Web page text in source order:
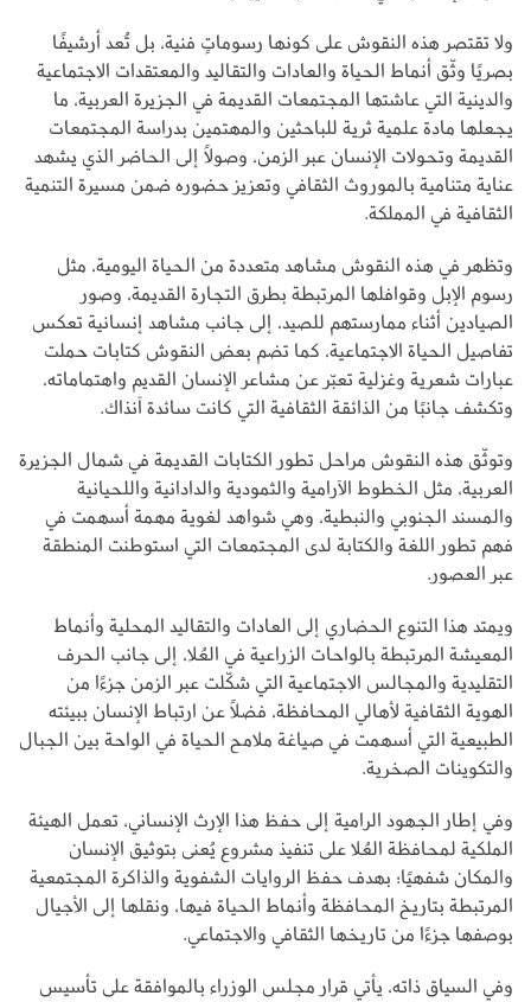
ولا تقتصر هذه النقوش على كونها رسوماتٍ فنية، بل تُعد أرشيفًا
بصريًا وثّق أنماط الحياة والعادات والتقاليد والمعتقدات الاجتماعية
والدينية التي عاشتها المجتمعات القديمة في الجزيرة العربية، ما
يجعلها مادة علمية ثرية للباحثين والمهتمين بدراسة المجتمعات
القديمة وتحولات الإنسان عبر الزمن، وصولًا إلى الحاضر الذي يشهد
عناية متنامية بالموروث الثقافي وتعزيز حضوره ضمن مسيرة التنمية
الثقافية في المملكة.
وتظهر في هذه النقوش مشاهد متعددة من الحياة اليومية، مثل
رسوم الإبل وقوافلها المرتبطة بطرق التجارة القديمة، وصور
الصيادين أثناء ممارستهم للصيد، إلى جانب مشاهد إنسانية تعكس
تفاصيل الحياة الاجتماعية، كما تضم بعض النقوش كتابات حملت
عبارات شعرية وغزلية تعبّر عن مشاعر الإنسان القديم واهتماماته،
وتكشف جانبًا من الذائقة الثقافية التي كانت سائدة آنذاك.
وتوثّق هذه النقوش مراحل تطور الكتابات القديمة في شمال الجزيرة
العربية، مثل الخطوط الآرامية والثمودية والدادانية واللحيانية
والمسند الجنوبي والنبطية، وهي شواهد لغوية مهمة أسهمت في
فهم تطور اللغة والكتابة لدى المجتمعات التي استوطنت المنطقة
عبر العصور.
ويمتد هذا التنوع الحضاري إلى العادات والتقاليد المحلية وأنماط
المعيشة المرتبطة بالواحات الزراعية في العُلا، إلى جانب الحرف
التقليدية والمجالس الاجتماعية التي شكّلت عبر الزمن جزءًا من
الهوية الثقافية لأهالي المحافظة، فضلًا عن ارتباط الإنسان ببيئته
الطبيعية التي أسهمت في صياغة ملامح الحياة في الواحة بين الجبال
والتكوينات الصخرية.
وفي إطار الجهود الرامية إلى حفظ هذا الإرث الإنساني، تعمل الهيئة
الملكية لمحافظة العُلا على تنفيذ مشروع يُعنى بتوثيق الإنسان
والمكان شفهيًا؛ بهدف حفظ الروايات الشفوية والذاكرة المجتمعية
المرتبطة بتاريخ المحافظة وأنماط الحياة فيها، ونقلها إلى الأجيال
بوصفها جزءًا من تاريخها الثقافي والاجتماعي.
وفي السياق ذاته، يأتي قرار مجلس الوزراء بالموافقة على تأسيس